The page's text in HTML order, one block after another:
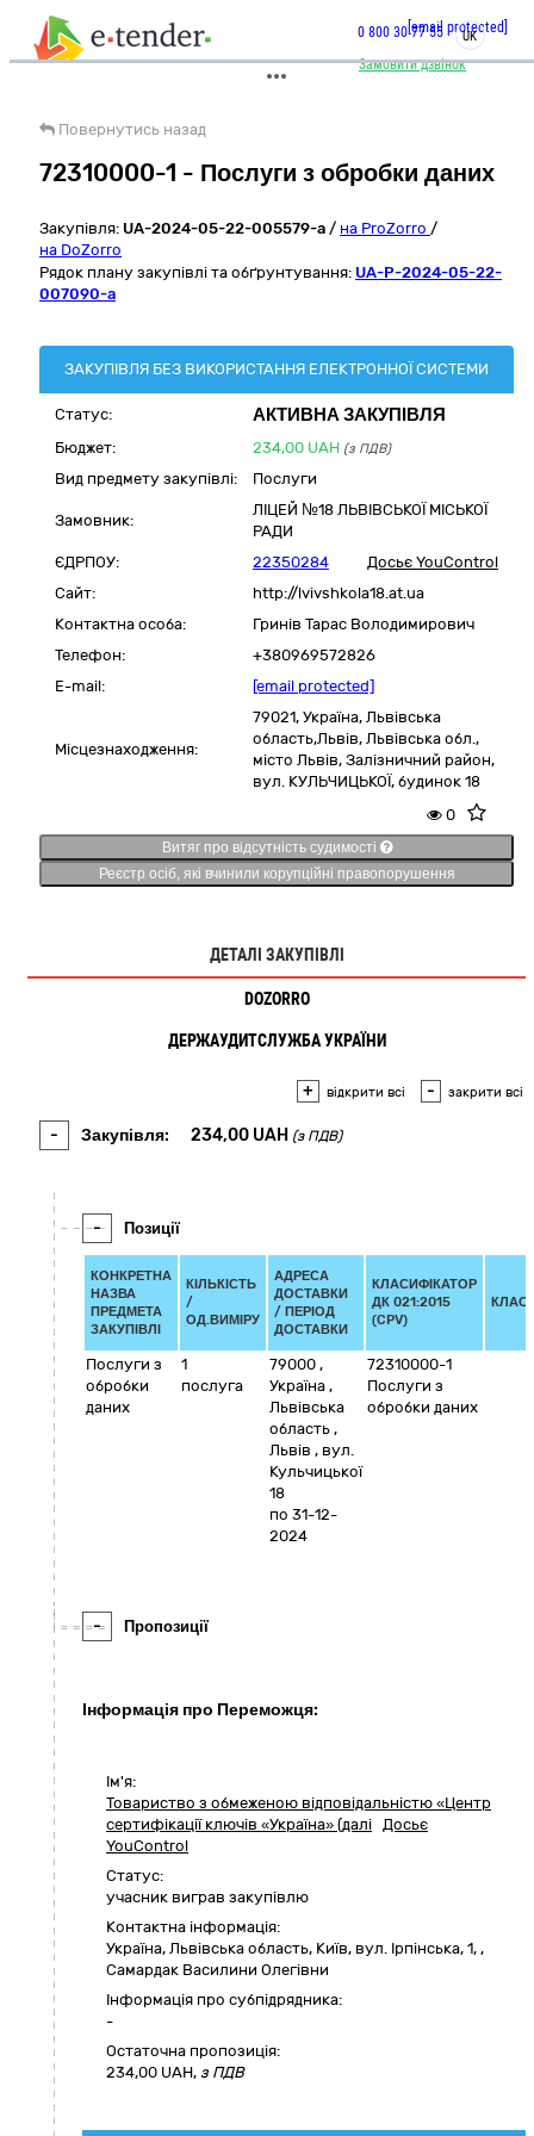
Замовити дзвінок
0 800 30 77 55[email protected]
UK
Повернутись назад
72310000-1 - Послуги з обробки даних
Закупівля: UA-2024-05-22-005579-a / на ProZorro /
на DoZorro
Рядок плану закупівлі та обґрунтування: UA-P-2024-05-22-
007090-a
ЗАКУПІВЛЯ БЕЗ ВИКОРИСТАННЯ ЕЛЕКТРОННОЇ СИСТЕМИ
Статус: АКТИВНА ЗАКУПІВЛЯ
Бюджет: 234,00 UAH (з ПДВ)
Вид предмету закупівлі: Послуги
Замовник:
ЛІЦЕЙ №18 ЛЬВІВСЬКОЇ МІСЬКОЇ
РАДИ
ЄДРПОУ:
22350284
Досьє YouControl
Сайт:
http://lvivshkola18.at.ua
Контактна особа:
Гринів Тарас Володимирович
Телефон:
+380969572826
E-mail:
[email protected]
Місцезнаходження:
79021, Україна, Львівська
область,Львів, Львівська обл.,
місто Львів, Залізничний район,
вул. КУЛЬЧИЦЬКОЇ, будинок 18
0
Витяг про відсутність судимості
Реєстр осіб, які вчинили корупційні правопорушення
ДЕТАЛІ ЗАКУПІВЛІ
DOZORRO
ДЕРЖАУДИТСЛУЖБА УКРАЇНИ
+ відкрити всі - закрити всі
- Закупівля: 234,00 UAH (з ПДВ)
- Позиції
КОНКРЕТНА
НАЗВА
ПРЕДМЕТА
ЗАКУПІВЛІ
КІЛЬКІСТЬ
/
ОД.ВИМІРУ
АДРЕСА
ДОСТАВКИ
/ ПЕРІОД
ДОСТАВКИ
КЛАСИФІКАТОР
ДК 021:2015
(CPV)
Послуги з
обробки
даних
1
послуга
79000 ,
Україна ,
Львівська
область ,
Львів , вул.
Кульчицької
18
по 31-12-
2024
72310000-1
Послуги з
обробки даних
- Пропозиції
Інформація про Переможця:
Ім'я:
Товариство з обмеженою відповідальністю «Центр
сертифікації ключів «Україна» (далі Досьє
YouControl
Статус:
учасник виграв закупівлю
Контактна інформація:
Україна, Львівська область, Київ, вул. Ірпінська, 1, ,
Самардак Василини Олегівни
Інформація про субпідрядника:
-
Остаточна пропозиція:
234,00 UAH, з ПДВ